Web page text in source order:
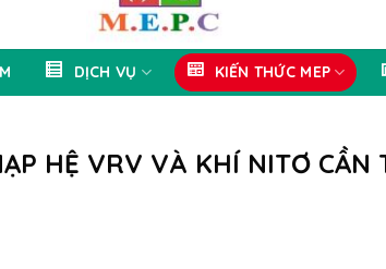
DỊCH VỤ KIẾN THỨC MEP
HỆ VRV VÀ KHÍ NITƠ CẦN